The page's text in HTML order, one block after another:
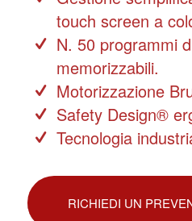
touch screen a
N. 50 programmi
memorizzabili.
Motorizzazione
Safety Design®
Tecnologia
RICHIEDI UN